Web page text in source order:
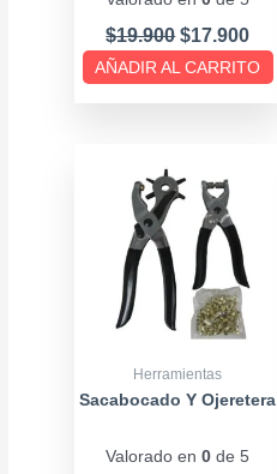
$19.900 $17.900
AÑADIR AL CARRITO
Herramientas
Sacabocado Y Ojeretera
Valorado en0 de 5